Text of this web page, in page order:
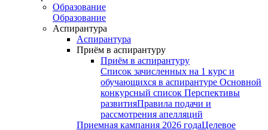
Образование
Образование
Аспирантура
Аспирантура
Приём в аспирантуру
Приём в аспирантуру
Список зачисленных на 1 курс и
обучающихся в аспирантуре Основной
конкурсный список Перспективы
развитияПравила подачи и
рассмотрения апелляций
Приемная кампания 2026 годаЦелевое